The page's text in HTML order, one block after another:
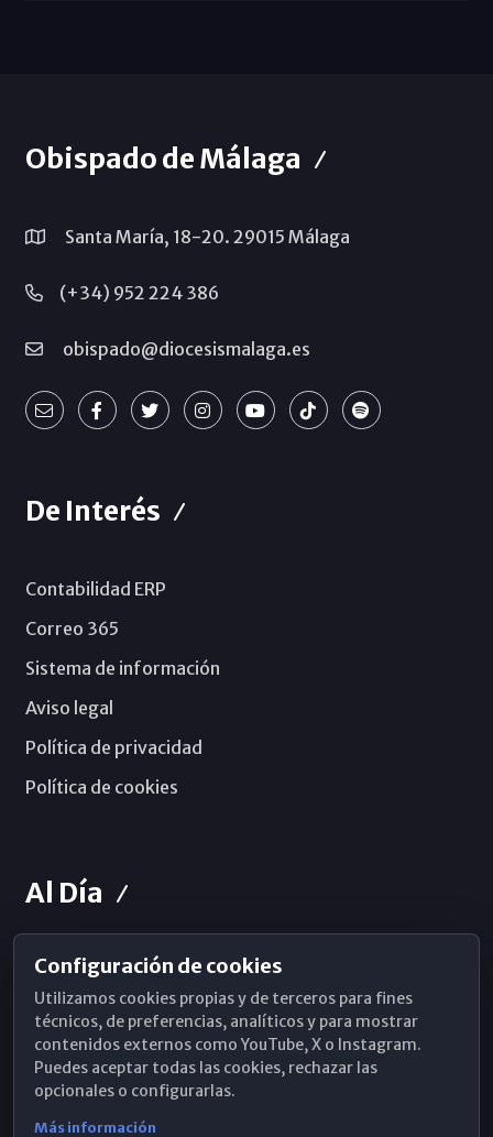
Obispado de Málaga
Santa María, 18-20. 29015 Málaga
(+34) 952 224 386
obispado@diocesismalaga.es
De Interés
Contabilidad ERP
Correo 365
Sistema de información
Aviso legal
Política de privacidad
Política de cookies
Al Día
Horarios de Misa
Hemeroteca
WhatsApp
Configuración de cookies
Utilizamos cookies propias y de terceros para fines
técnicos, de preferencias, analíticos y para mostrar
contenidos externos como YouTube, X o Instagram.
Puedes aceptar todas las cookies, rechazar las
opcionales o configurarlas.
Más información